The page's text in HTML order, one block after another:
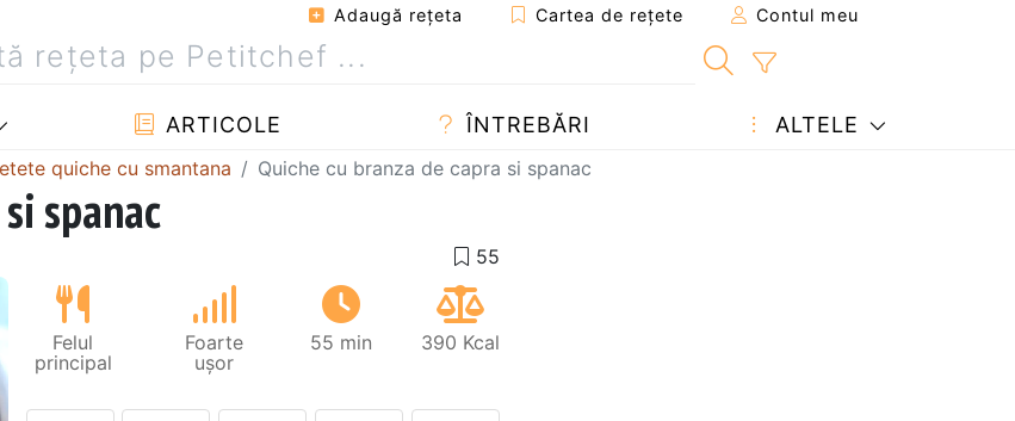
Adaugă reţeta Cartea de rețete Contul meu
ARTICOLE ÎNTREBĂRI ALTELE
quiche cu smantana Quiche cu branza de capra si spanac
spanac
Felul
principal
Foarte
ușor
55 min 390 Kcal